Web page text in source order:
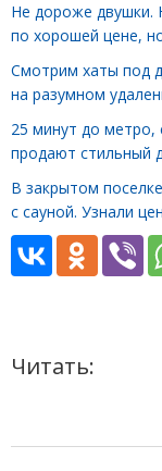
Не дороже двушки.
по хорошей цене,
Смотрим хаты под
на разумном
25 минут до
продают стильный
В закрытом
с сауной. Узнали
Читать: